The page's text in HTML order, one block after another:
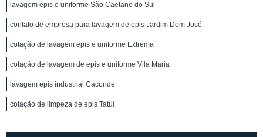
lavagem epis e uniforme São Caetano do Sul
contato de empresa para lavagem de epis Jardim Dom José
cotação de lavagem epis e uniforme Extrema
cotação de lavagem de epis e uniforme Vila Maria
lavagem epis industrial Caconde
cotação de limpeza de epis Tatuí